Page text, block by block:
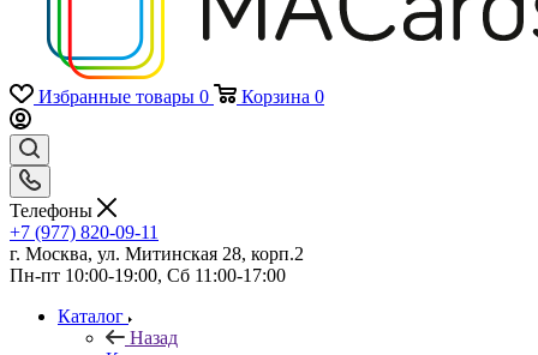
Избранные товары 0 Корзина 0
Телефоны
+7 (977) 820-09-11
г. Москва, ул. Митинская 28, корп.2
Пн-пт 10:00-19:00, Сб 11:00-17:00
Каталог
Назад